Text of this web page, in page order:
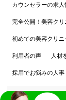
カウンセラーの求人
完全公開！美容ク
初めての美容クリ
利用者の声 人材
採用でお悩みの人
個人情